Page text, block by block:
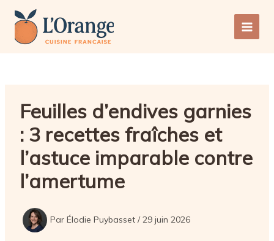
contenu
Main
Feuilles d’endives garnies
: 3 recettes fraîches et
l’astuce imparable contre
l’amertume
Par Élodie Puybasset /29 juin 2026